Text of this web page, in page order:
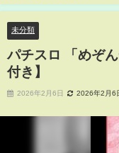
未分類
パチスロ 「めぞ
付き】
2026年2月6日 2026年2月6